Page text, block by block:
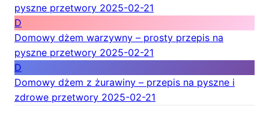
pyszne przetwory 2025-02-21
D
Domowy dżem warzywny – prosty przepis na
pyszne przetwory 2025-02-21
D
Domowy dżem z żurawiny – przepis na pyszne i
zdrowe przetwory 2025-02-21